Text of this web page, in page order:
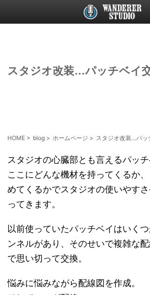
スタジオ改装…パッチベイ
HOME > blog > ホームページ > スタジオ改装…パッ
スタジオの心臓部とも言えるパッチ
ここにどんな機材を持ってくるか
めてくるかでスタジオの使いやす
ってきます。
以前使っていたパッチベイはいく
ンネルがあり、そのせいで複雑な
で思い切って交換。
悩みに悩みながら配線図を作成。